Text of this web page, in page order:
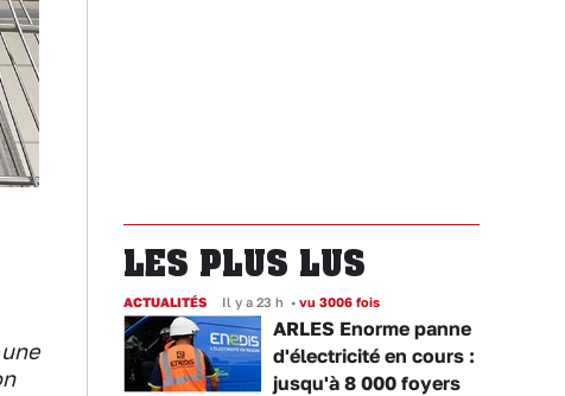
LES PLUS LUS
ACTUALITÉS Il y a 23 h • vu 3006 fois
ARLES Enorme panne
d'électricité en cours :
jusqu'à 8 000 foyers